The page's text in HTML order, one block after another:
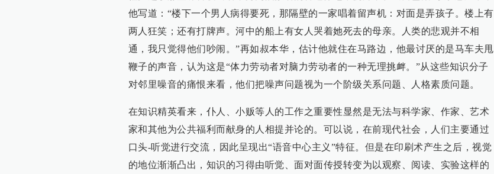
他写道：“楼下一个男人病得要死，那隔壁的一家唱着留声机：对面是弄孩子。楼上有
两人狂笑；还有打牌声。河中的船上有女人哭着她死去的母亲。人类的悲观并不相
通，我只觉得他们吵闹。”再如叔本华，估计他就住在马路边，他最讨厌的是马车夫甩
鞭子的声音，认为这是“体力劳动者对脑力劳动者的一种无理挑衅。”从这些知识分子
对邻里噪音的痛恨来看，他们把噪声问题视为一个阶级关系问题、人格素质问题。
在知识精英看来，仆人、小贩等人的工作之重要性显然是无法与科学家、作家、艺术
家和其他为公共福利而献身的人相提并论的。可以说，在前现代社会，人们主要通过
口头-听觉进行交流，因此呈现出“语音中心主义”特征。但是在印刷术产生之后，视觉
的地位渐渐凸出，知识的习得由听觉、面对面传授转变为以观察、阅读、实验这样的